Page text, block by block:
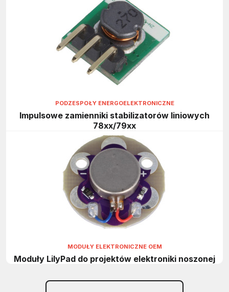
PODZESPOŁY ENERGOELEKTRONICZNE
Impulsowe zamienniki stabilizatorów liniowych
78xx/79xx
MODUŁY ELEKTRONICZNE OEM
Moduły LilyPad do projektów elektroniki noszonej